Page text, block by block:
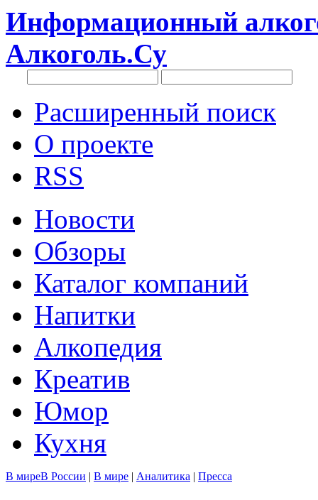
Информационный
Алкоголь.Су
Расширенный поиск
О проекте
RSS
Новости
Обзоры
Каталог компаний
Напитки
Алкопедия
Креатив
Юмор
Кухня
В миреВ России | В мире | Аналитика | Пресса